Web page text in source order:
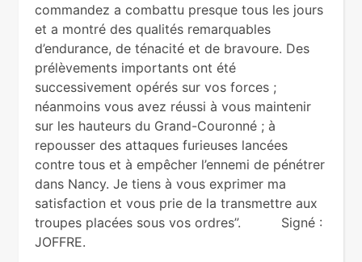
commandez a combattu presque tous les jours
et a montré des qualités remarquables
d’endurance, de ténacité et de bravoure. Des
prélèvements importants ont été
successivement opérés sur vos forces ;
néanmoins vous avez réussi à vous maintenir
sur les hauteurs du Grand-Couronné ; à
repousser des attaques furieuses lancées
contre tous et à empêcher l’ennemi de pénétrer
dans Nancy. Je tiens à vous exprimer ma
satisfaction et vous prie de la transmettre aux
troupes placées sous vos ordres”. Signé :
JOFFRE.